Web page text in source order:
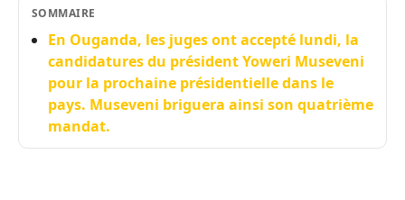
SOMMAIRE
En Ouganda, les juges ont accepté lundi, la
candidatures du président Yoweri Museveni
pour la prochaine présidentielle dans le
pays. Museveni briguera ainsi son quatrième
mandat.